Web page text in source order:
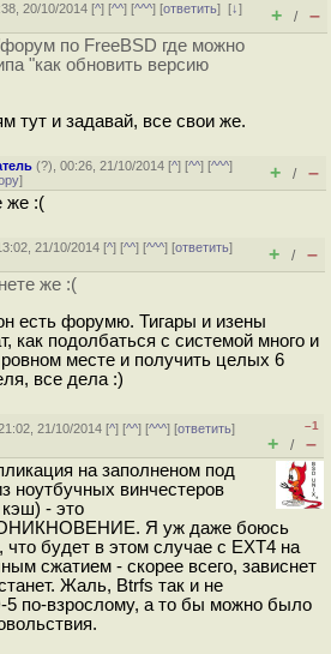
20/10/2014 [^] [^^] [^^^] [ответить][↓]
+ / –
по FreeBSD где можно
"как обновить версию
тут и задавай, все свои же.
(?), 00:26, 21/10/2014 [^] [^^] [^^^]
] + / –
же :(
21/10/2014 [^] [^^] [^^^] [ответить]
+ / –
же :(
есть форумю. Тигары и изены
как подолбаться с системой много и
ровном месте и получить целых 6
все дела :)
21/10/2014 [^] [^^] [^^^] [ответить]
–1
+ / –
на заполненом под
ноутбучных винчестеров
- это
Я уж даже боюсь
что будет в этом случае с EXT4 на
сжатием - скорее всего, зависнет
Жаль, Btrfs так и не
5 по-взрослому, а то бы можно было